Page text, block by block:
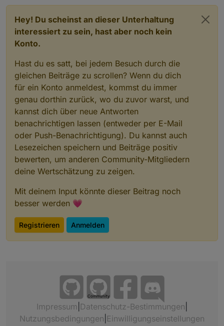
Hey! Du scheinst an dieser Unterhaltung
interessiert zu sein, hast aber noch kein
Konto.
Hast du es satt, bei jedem Besuch durch die
gleichen Beiträge zu scrollen? Wenn du dich
für ein Konto anmeldest, kommst du immer
genau dorthin zurück, wo du zuvor warst, und
kannst dich über neue Antworten
benachrichtigen lassen (entweder per E-Mail
oder Push-Benachrichtigung). Du kannst auch
Lesezeichen speichern und Beiträge positiv
bewerten, um anderen Community-Mitgliedern
deine Wertschätzung zu zeigen.
Mit deinem Input könnte dieser Beitrag noch
besser werden 💗
Registrieren Anmelden
Community
Impressum Datenschutz-Bestimmungen
Nutzungsbedingungen Einwilligungseinstellungen